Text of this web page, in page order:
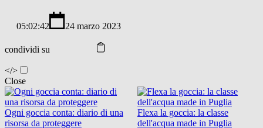
05:02:42 24 marzo 2023
condividi su
</>
Close
Ogni goccia conta: diario di una
risorsa da proteggere
Flexa la goccia: la classe
dell'acqua made in Puglia